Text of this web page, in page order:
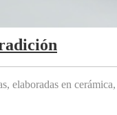
elaboradas en